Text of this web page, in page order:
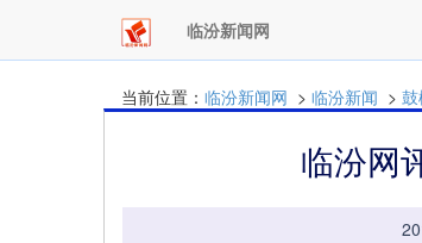
临汾新闻网
当前位置： 临汾新闻网 > 临汾新闻 >
临汾网